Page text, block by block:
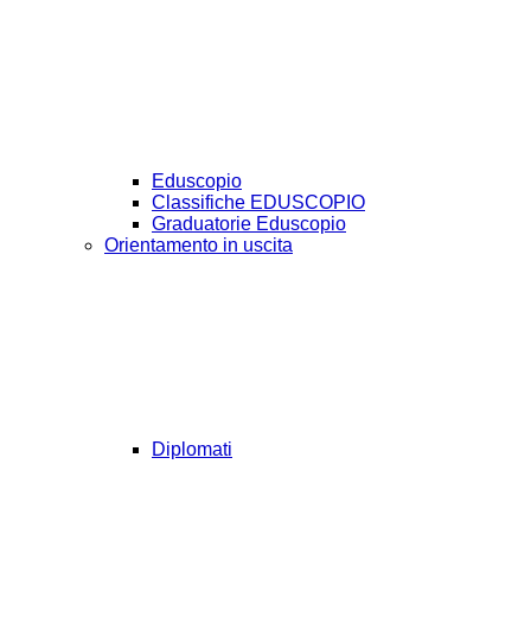
Eduscopio
Classifiche EDUSCOPIO
Graduatorie Eduscopio
Orientamento in uscita
Diplomati